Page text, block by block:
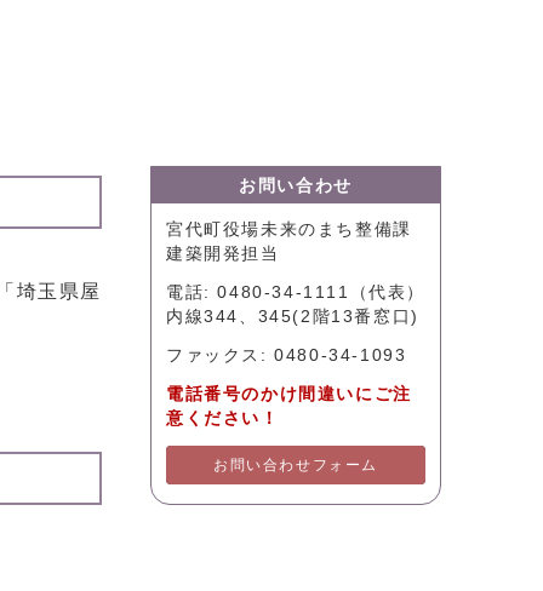
埼玉県屋
お問い合わせ
宮代町役場未来のまち整備課
建築開発担当
電話: 0480-34-1111（代表）
内線344、345(2階13番窓口)
ファックス: 0480-34-1093
電話番号のかけ間違いにご注
意ください！
お問い合わせフォーム